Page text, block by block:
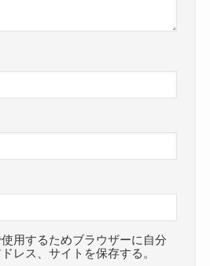
用するためブラウザーに自分
レス、サイトを保存する。